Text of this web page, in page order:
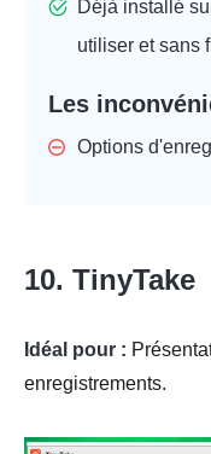
Déjà installé
utiliser et sans
Les
Options
10. TinyTake
Idéal pour :
enregistrements.